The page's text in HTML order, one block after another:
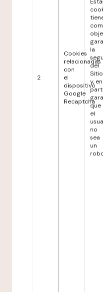
2
Cookies
relacionadas
con
el
dispositivo
Google
Recaptcha
la
del
Sitio
y, en
que
el
no
sea
un